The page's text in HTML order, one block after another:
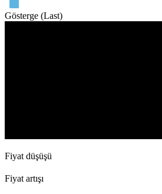
Gösterge (Last)
Fiyat düşüşü
Fiyat artışı